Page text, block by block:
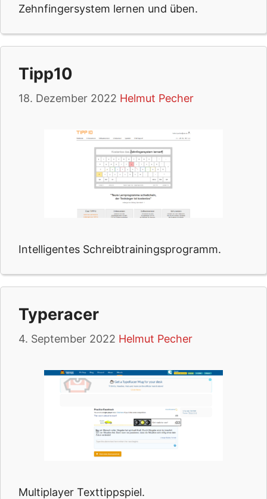
Zehnfingersystem lernen und üben.
Tipp10
18. Dezember 2022 Helmut Pecher
Intelligentes Schreibtrainingsprogramm.
Typeracer
4. September 2022 Helmut Pecher
Multiplayer Texttippspiel.